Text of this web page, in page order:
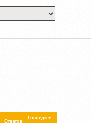
Ответов
Последнее